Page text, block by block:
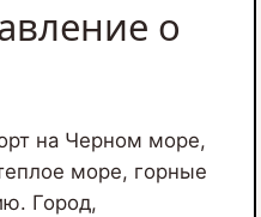
о
на Черном море,
море, горные
Город,